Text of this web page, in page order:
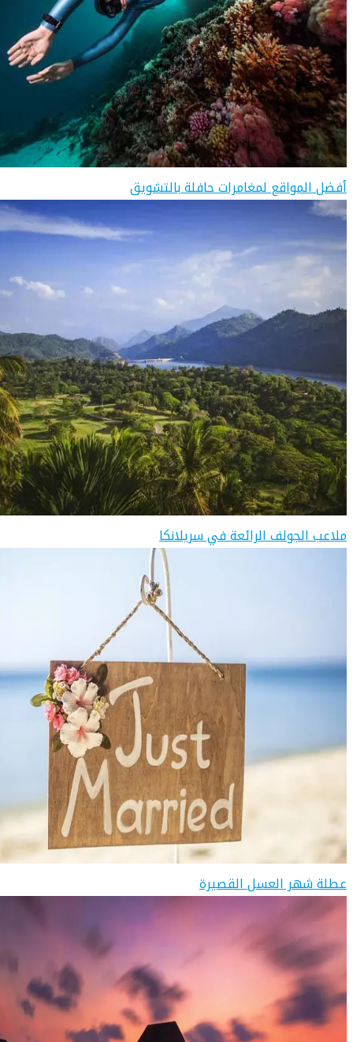
أفضل المواقع لمغامرات حافلة بالتشويق
ملاعب الجولف الرائعة في سريلانكا
عطلة شهر العسل القصيرة